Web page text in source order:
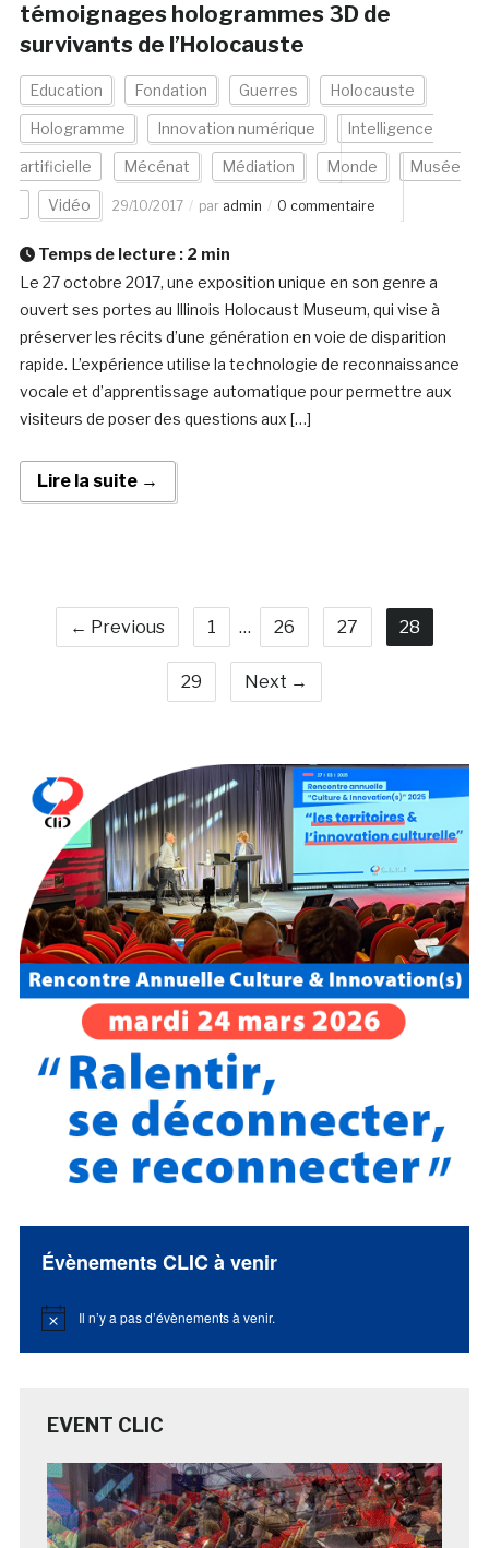
témoignages hologrammes 3D de
survivants de l’Holocauste
Education Fondation Guerres Holocauste
Hologramme Innovation numérique Intelligence
artificielle Mécénat Médiation Monde Musée
Vidéo 29/10/2017 par admin 0 commentaire
Temps de lecture : 2 min
Le 27 octobre 2017, une exposition unique en son genre a
ouvert ses portes au Illinois Holocaust Museum, qui vise à
préserver les récits d’une génération en voie de disparition
rapide. L’expérience utilise la technologie de reconnaissance
vocale et d’apprentissage automatique pour permettre aux
visiteurs de poser des questions aux […]
Lire la suite →
← Previous 1 … 26 27 28
29 Next →
Évènements CLIC à venir
Notice Il n’y a pas d’évènements à venir.
EVENT CLIC